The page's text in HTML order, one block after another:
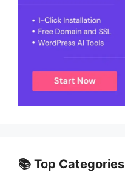
📚 Top Categories